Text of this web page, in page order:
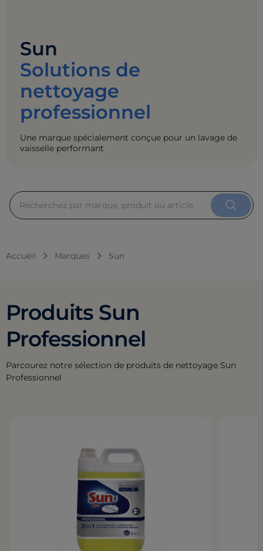
Sun
Solutions de
nettoyage
professionnel
Une marque spécialement conçue pour un lavage de
vaisselle performant
Accueil Marques Sun
Produits Sun
Professionnel
Parcourez notre sélection de produits de nettoyage Sun
Professionnel